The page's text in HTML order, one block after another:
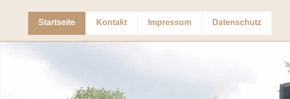
Startseite Kontakt Impressum Datenschutz